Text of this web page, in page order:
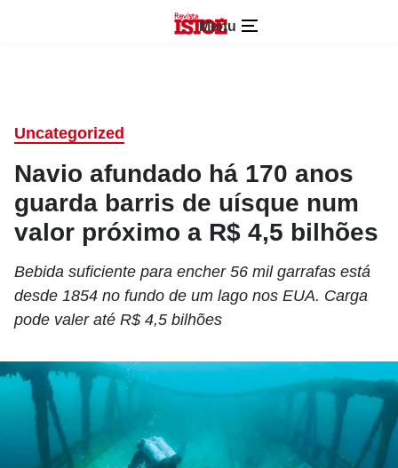
Menu
Uncategorized
Navio afundado há 170 anos
guarda barris de uísque num
valor próximo a R$ 4,5 bilhões
Bebida suficiente para encher 56 mil garrafas está
desde 1854 no fundo de um lago nos EUA. Carga
pode valer até R$ 4,5 bilhões